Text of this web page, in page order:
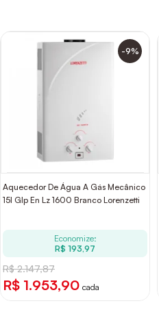
-9%
Aquecedor De Água A Gás Mecânico
15l Glp En Lz 1600 Branco Lorenzetti
Economize:
R$ 193,97
R$ 2.147,87
R$ 1.953,90 cada